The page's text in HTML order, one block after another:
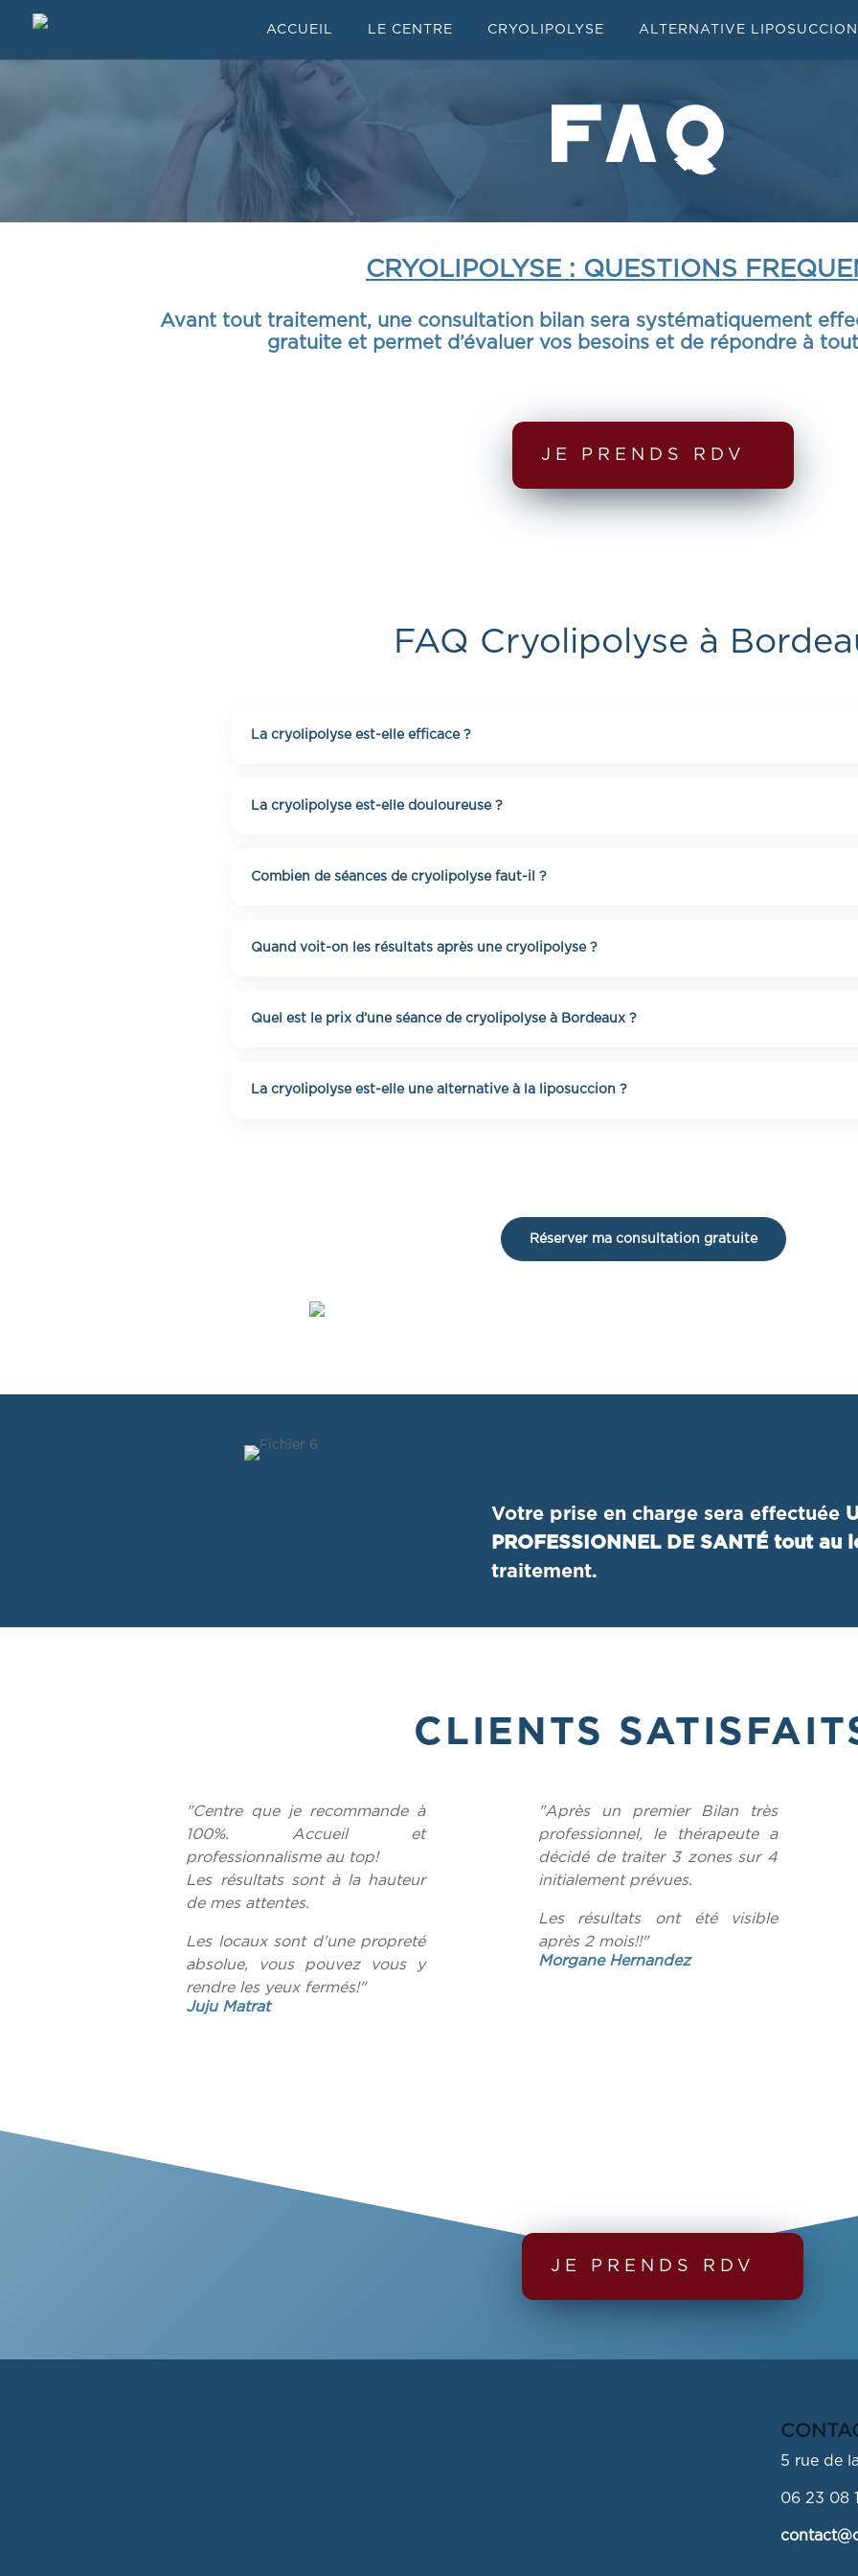
ACCUEIL LE CENTRE CRYOLIPOLYSE ALTERNATIVE LIPOSUCCION
FAQ
CRYOLIPOLYSE : QUESTIONS
Avant tout traitement, une consultation bilan sera systématiquement
gratuite et permet d’évaluer vos besoins et de répondre à
JE PRENDS RDV
FAQ Cryolipolyse à
La cryolipolyse est-elle efficace ?
résultats apparaissent progressivement entre 3 semaines et 3 mois.
La cryolipolyse est-elle douloureuse ?
rapidement.
Combien de séances de cryolipolyse faut-il ?
Bordeaux.
Quand voit-on les résultats après une cryolipolyse ?
Quel est le prix d’une séance de cryolipolyse à Bordeaux ?
550€. Un devis personnalisé est réalisé lors du bilan.
La cryolipolyse est-elle une alternative à la liposuccion ?
Réserver ma consultation gratuite
Votre prise en charge sera effectuée
PROFESSIONNEL DE SANTÉ tout
traitement.
CLIENTS
"Centre que je recommande à
100%. Accueil et
professionnalisme au top!
Les résultats sont à la hauteur
de mes attentes.
Les locaux sont d'une propreté
absolue, vous pouvez vous y
rendre les yeux fermés!"
Juju Matrat
"Après un premier Bilan très
professionnel, le thérapeute a
décidé de traiter 3 zones sur 4
initialement prévues.
Les résultats ont été visible
après 2 mois!!"
Morgane Hernandez
JE PRENDS RDV
5 rue de
06 23 08